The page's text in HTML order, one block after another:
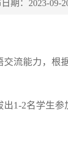
期：2023-09-20
流能力，根
1-2名学生